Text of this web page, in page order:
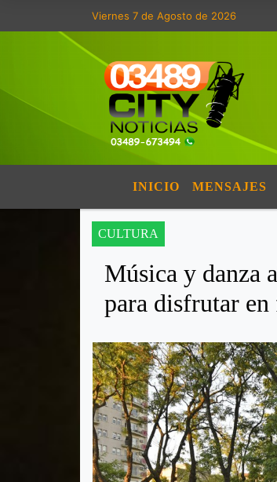
Viernes 7 de Agosto de 2026
INICIO MENSAJES
CULTURA
Música y danza
para disfrutar